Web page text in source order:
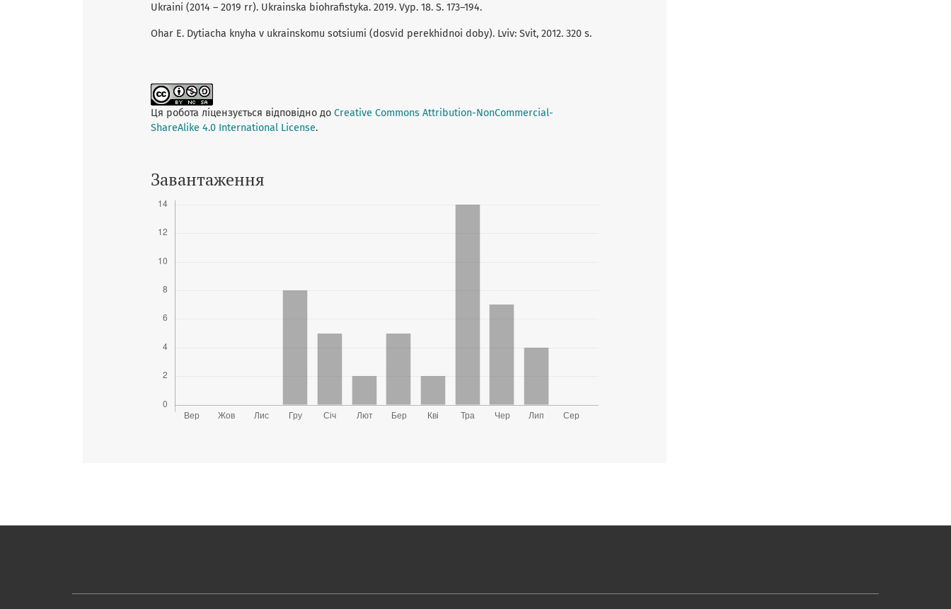
Ukraini (2014 – 2019 rr). Ukrainska biohrafistyka. 2019. Vyp. 18. S. 173–194.
Ohar E. Dytiacha knyha v ukrainskomu sotsiumi (dosvid perekhidnoi doby). Lviv: Svit, 2012. 320 s.
Ця робота ліцензується відповідно до Creative Commons Attribution-NonCommercial-
ShareAlike 4.0 International License.
Завантаження